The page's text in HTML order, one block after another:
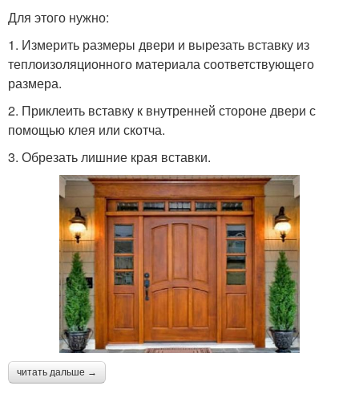
Для этого нужно:
1. Измерить размеры двери и вырезать вставку из
теплоизоляционного материала соответствующего
размера.
2. Приклеить вставку к внутренней стороне двери с
помощью клея или скотча.
3. Обрезать лишние края вставки.
читать дальше →